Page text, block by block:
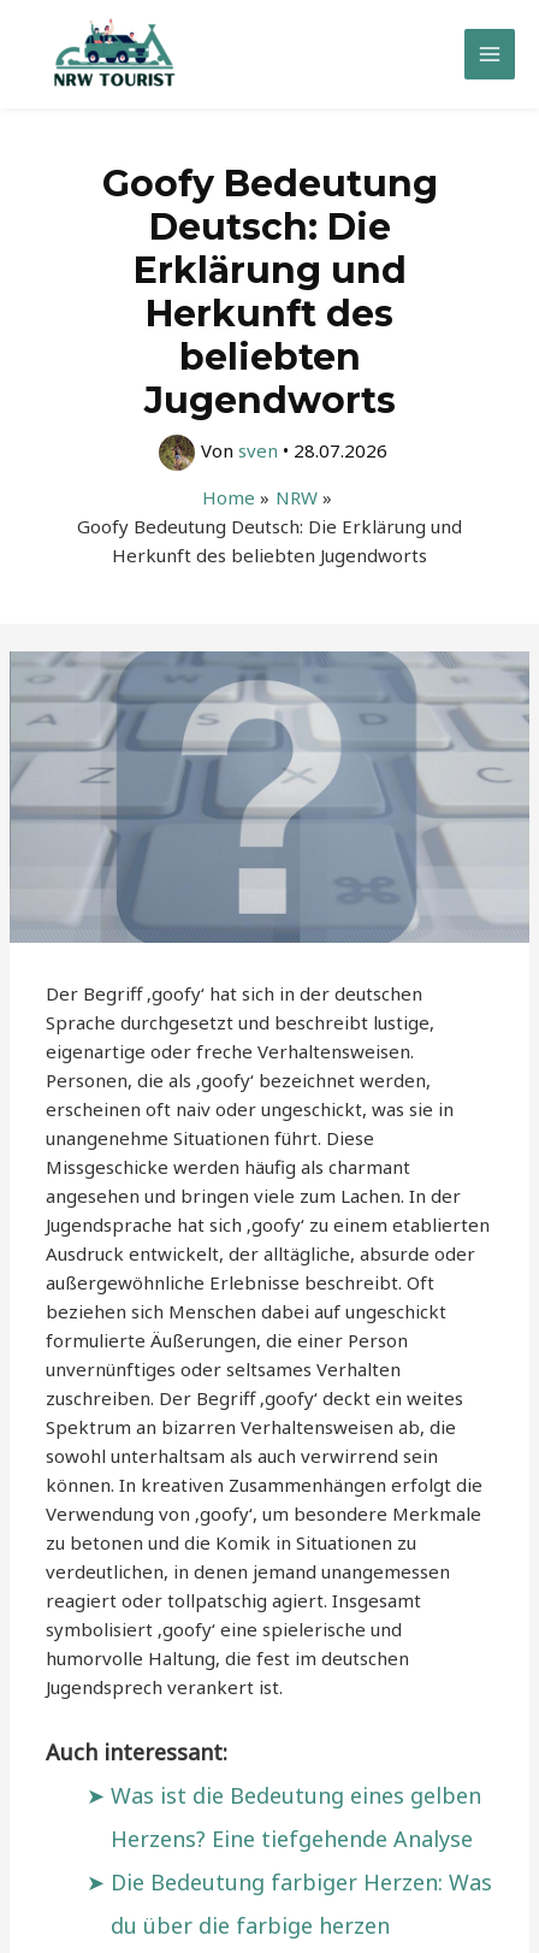
springen
Main
Goofy Bedeutung
Deutsch: Die
Erklärung und
Herkunft des
beliebten
Jugendworts
Von sven • 28.07.2026
Home
NRW
Goofy Bedeutung Deutsch: Die Erklärung und
Herkunft des beliebten Jugendworts
Der Begriff ‚goofy‘ hat sich in der deutschen
Sprache durchgesetzt und beschreibt lustige,
eigenartige oder freche Verhaltensweisen.
Personen, die als ‚goofy‘ bezeichnet werden,
erscheinen oft naiv oder ungeschickt, was sie in
unangenehme Situationen führt. Diese
Missgeschicke werden häufig als charmant
angesehen und bringen viele zum Lachen. In der
Jugendsprache hat sich ‚goofy‘ zu einem etablierten
Ausdruck entwickelt, der alltägliche, absurde oder
außergewöhnliche Erlebnisse beschreibt. Oft
beziehen sich Menschen dabei auf ungeschickt
formulierte Äußerungen, die einer Person
unvernünftiges oder seltsames Verhalten
zuschreiben. Der Begriff ‚goofy‘ deckt ein weites
Spektrum an bizarren Verhaltensweisen ab, die
sowohl unterhaltsam als auch verwirrend sein
können. In kreativen Zusammenhängen erfolgt die
Verwendung von ‚goofy‘, um besondere Merkmale
zu betonen und die Komik in Situationen zu
verdeutlichen, in denen jemand unangemessen
reagiert oder tollpatschig agiert. Insgesamt
symbolisiert ‚goofy‘ eine spielerische und
humorvolle Haltung, die fest im deutschen
Jugendsprech verankert ist.
Auch interessant:
Was ist die Bedeutung eines gelben
Herzens? Eine tiefgehende Analyse
Die Bedeutung farbiger Herzen: Was
du über die farbige herzen